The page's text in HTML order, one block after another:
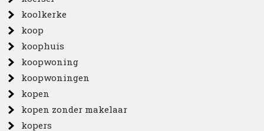
koolkerke
koop
koophuis
koopwoning
koopwoningen
kopen
kopen zonder makelaar
kopers